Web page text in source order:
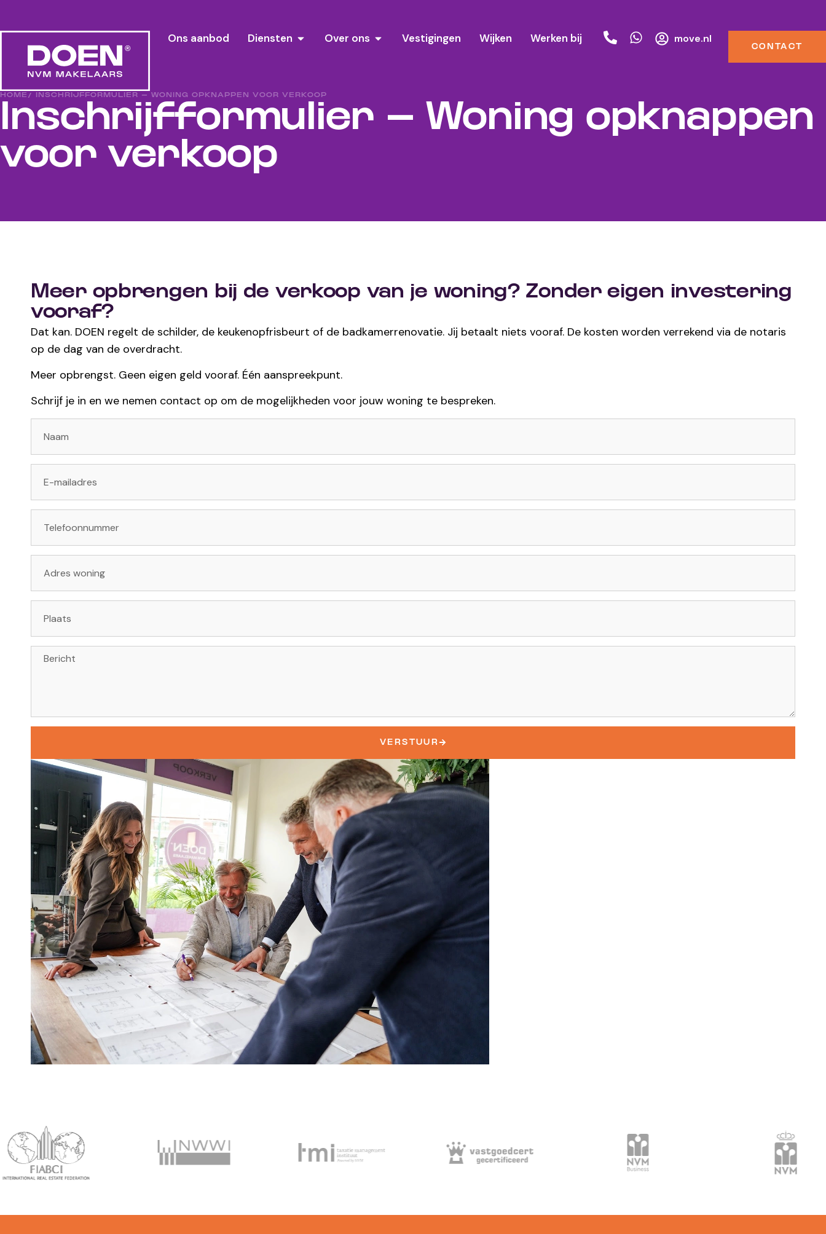
Ons aanbod Diensten Over ons Vestigingen Wijken Werken bij move.nl
CONTACT
HOME / INSCHRIJFFORMULIER – WONING OPKNAPPEN VOOR VERKOOP
Inschrijfformulier – Woning opknappen
voor verkoop
Meer opbrengen bij de verkoop van je woning? Zonder eigen investering
vooraf?
Dat kan. DOEN regelt de schilder, de keukenopfrisbeurt of de badkamerrenovatie. Jij betaalt niets vooraf. De kosten worden verrekend via de notaris
op de dag van de overdracht.
Meer opbrengst. Geen eigen geld vooraf. Één aanspreekpunt.
Schrijf je in en we nemen contact op om de mogelijkheden voor jouw woning te bespreken.
VERSTUUR